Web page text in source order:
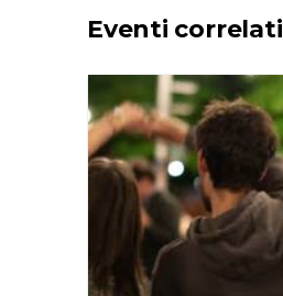
Eventi correlati